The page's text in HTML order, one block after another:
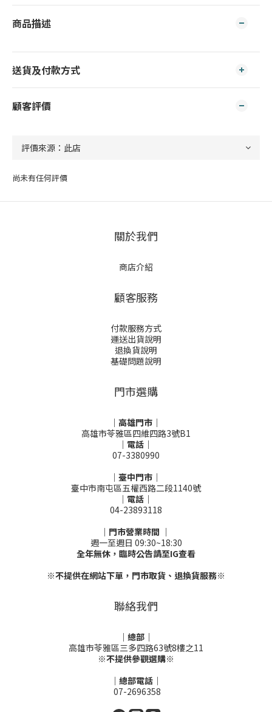
商品描述
送貨及付款方式
顧客評價
尚未有任何評價
關於我們
商店介紹
顧客服務
付款服務方式
運送出貨說明
退換貨說明
基礎問題說明
門市選購
｜高雄門市｜
高雄市苓雅區四維四路3號B1
｜電話｜
07-3380990
｜臺中門市｜
臺中市南屯區五權西路二段1140號
｜電話｜
04-23893118
｜門市營業時間 ｜
週一至週日 09:30~18:30
全年無休，臨時公告請至IG查看
※不提供在網站下單，門市取貨、退換貨服務※
聯絡我們
｜總部｜
高雄市苓雅區三多四路63號8樓之11
※不提供參觀選購※
｜總部電話｜
07-2696358